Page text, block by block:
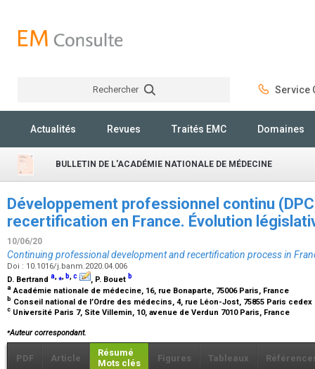
Rechercher Service
Actualités Revues Traités EMC Domaines
BULLETIN DE L'ACADÉMIE NATIONALE DE MÉDECINE
Développement professionnel continu
recertification en France. Évolution
10/06/20
Continuing professional development and recertification process in
Doi : 10.1016/j.banm.2020.04.006
D. Bertrand a,⁎, b,c , P. Bouet b
a Académie nationale de médecine, 16, rue Bonaparte, 75006 Paris, France
b Conseil national de l’Ordre des médecins, 4, rue Léon-Jost, 75855 Paris cedex
c Université Paris 7, Site Villemin, 10, avenue de Verdun 7010 Paris, France
⁎Auteur correspondant.
PDF Article
Résumé
Mots clés
Figures Tableaux